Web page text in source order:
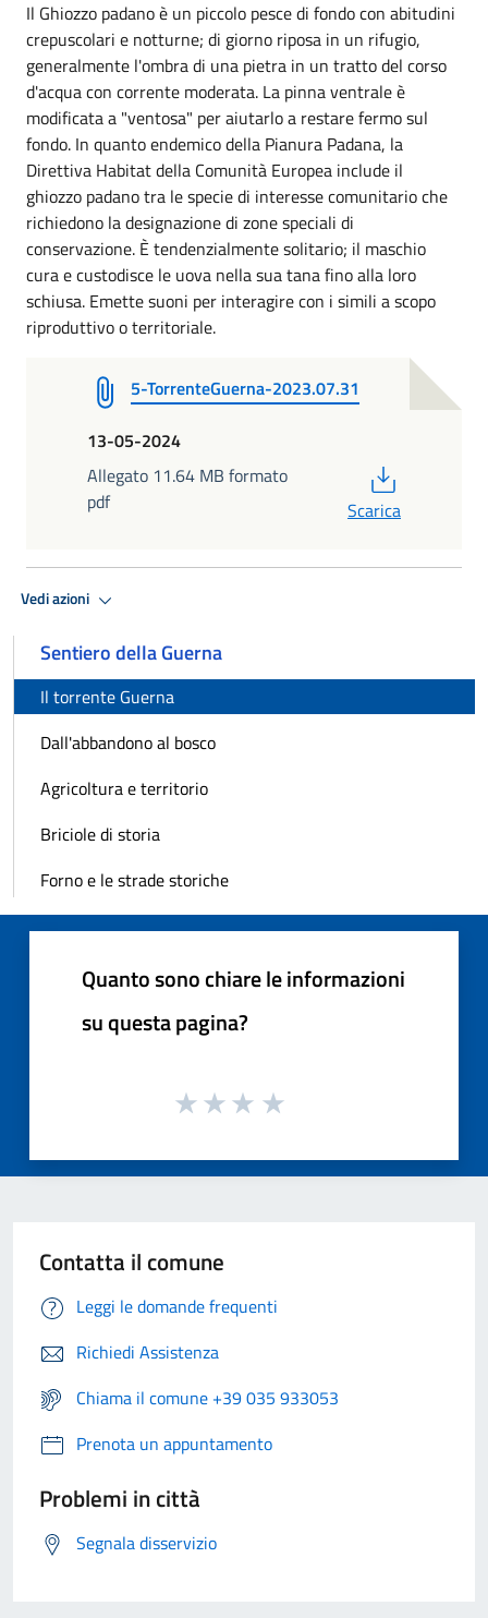
Il Ghiozzo padano è un piccolo pesce di fondo con abitudini
crepuscolari e notturne; di giorno riposa in un rifugio,
generalmente l'ombra di una pietra in un tratto del corso
d'acqua con corrente moderata. La pinna ventrale è
modificata a "ventosa" per aiutarlo a restare fermo sul
fondo. In quanto endemico della Pianura Padana, la
Direttiva Habitat della Comunità Europea include il
ghiozzo padano tra le specie di interesse comunitario che
richiedono la designazione di zone speciali di
conservazione. È tendenzialmente solitario; il maschio
cura e custodisce le uova nella sua tana fino alla loro
schiusa. Emette suoni per interagire con i simili a scopo
riproduttivo o territoriale.
5-TorrenteGuerna-2023.07.31
13-05-2024
Allegato 11.64 MB formato
pdf
Scarica
Vedi azioni
Sentiero della Guerna
Il torrente Guerna
Dall'abbandono al bosco
Agricoltura e territorio
Briciole di storia
Forno e le strade storiche
Quanto sono chiare le informazioni
su questa pagina?
Contatta il comune
Leggi le domande frequenti
Richiedi Assistenza
Chiama il comune +39 035 933053
Prenota un appuntamento
Problemi in città
Segnala disservizio